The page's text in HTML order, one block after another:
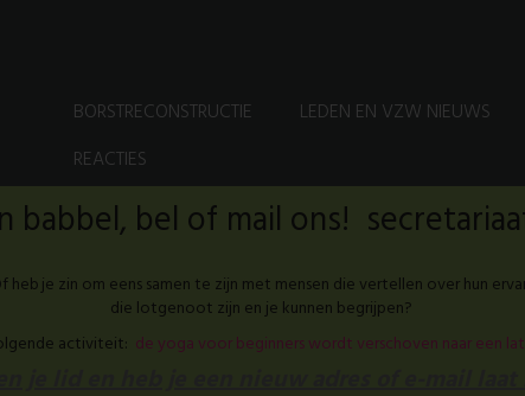
BORSTRECONSTRUCTIE LEDEN EN VZW NIEUWS
REACTIES
babbel, bel of mail ons!
je zin om eens samen te zijn met mensen die vertellen over hun
die lotgenoot zijn en je kunnen begrijpen?
activiteit: de yoga voor beginners wordt verschoven naar een